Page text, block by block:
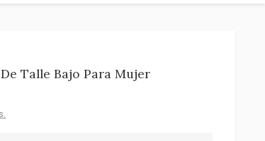
Talle Bajo Para Mujer